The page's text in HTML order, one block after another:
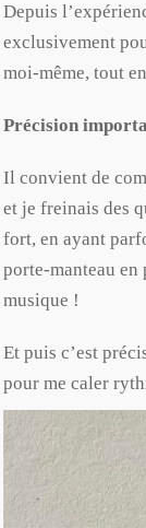
Depuis
exclusivement
moi-même, tout
Précision
Il convient de
et je freinais des
fort, en ayant
porte-manteau en
musique !
Et puis c’est
pour me caler